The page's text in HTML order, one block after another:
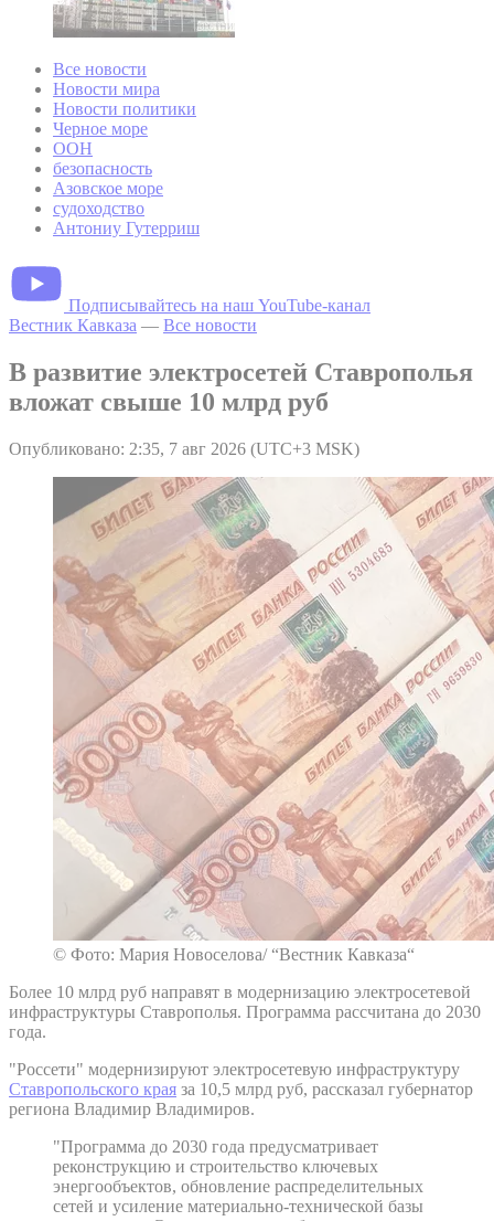
Все новости
Новости мира
Новости политики
Черное море
ООН
безопасность
Азовское море
судоходство
Антониу Гутерриш
Подписывайтесь на наш YouTube-канал
Вестник Кавказа — Все новости
В развитие электросетей Ставрополья
вложат свыше 10 млрд руб
Опубликовано: 2:35, 7 авг 2026 (UTC+3 MSK)
© Фото: Мария Новоселова/ “Вестник Кавказа“
Более 10 млрд руб направят в модернизацию электросетевой
инфраструктуры Ставрополья. Программа рассчитана до 2030
года.
"Россети" модернизируют электросетевую инфраструктуру
Ставропольского края за 10,5 млрд руб, рассказал губернатор
региона Владимир Владимиров.
"Программа до 2030 года предусматривает
реконструкцию и строительство ключевых
энергообъектов, обновление распределительных
сетей и усиление материально-технической базы